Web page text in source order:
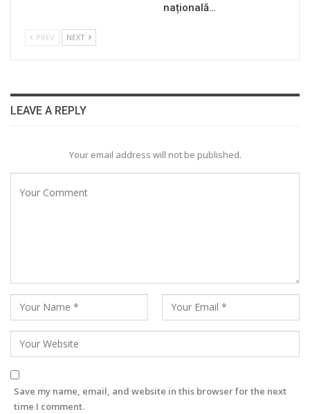
națională…
PREV NEXT
LEAVE A REPLY
Your email address will not be published.
Save my name, email, and website in this browser for the next
time I comment.